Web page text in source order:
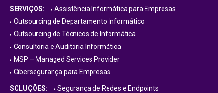
SERVIÇOS:
Assistência Informática para Empresas
Outsourcing de Departamento Informático
Outsourcing de Técnicos de Informática
Consultoria e Auditoria Informática
MSP – Managed Services Provider
Cibersegurança para Empresas
SOLUÇÕES:
Segurança de Redes e Endpoints